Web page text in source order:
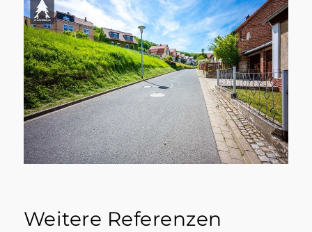
Weitere Referenzen